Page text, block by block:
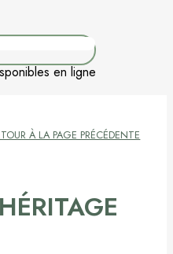
en ligne
À LA PAGE PRÉCÉDENTE